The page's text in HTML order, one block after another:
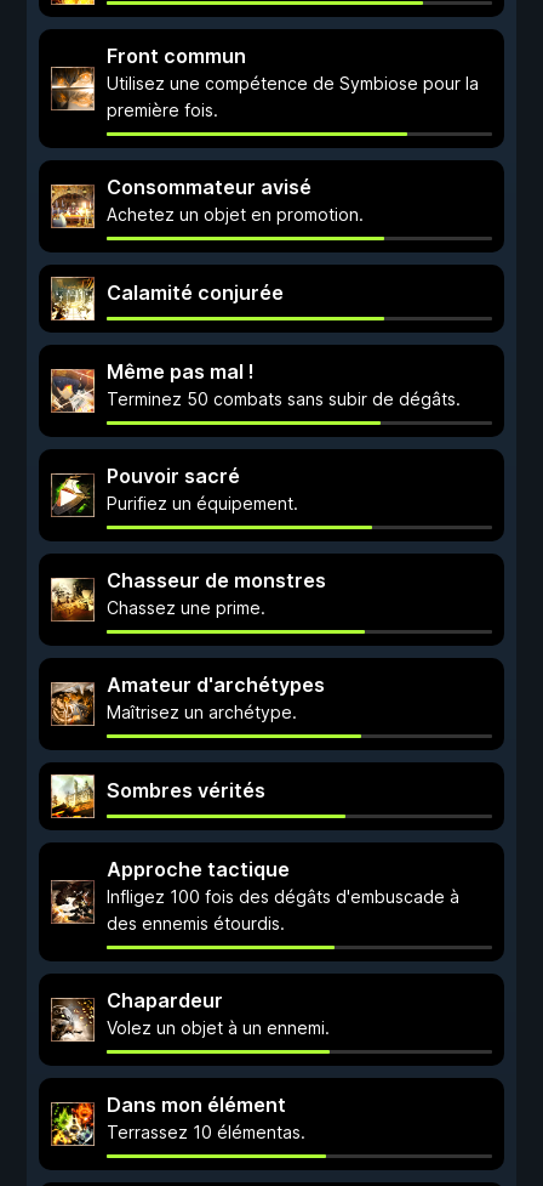
Front commun
Utilisez une compétence de Symbiose pour la
première fois.
Consommateur avisé
Achetez un objet en promotion.
Calamité conjurée
Même pas mal !
Terminez 50 combats sans subir de dégâts.
Pouvoir sacré
Purifiez un équipement.
Chasseur de monstres
Chassez une prime.
Amateur d'archétypes
Maîtrisez un archétype.
Sombres vérités
Approche tactique
Infligez 100 fois des dégâts d'embuscade à
des ennemis étourdis.
Chapardeur
Volez un objet à un ennemi.
Dans mon élément
Terrassez 10 élémentas.